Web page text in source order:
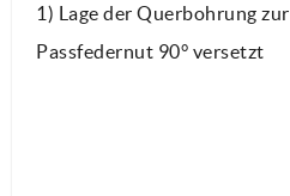
1) Lage der Querbohrung zur
Passfedernut 90° versetzt